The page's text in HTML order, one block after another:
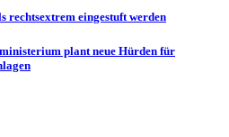
rechtsextrem eingestuft werden
plant neue Hürden für